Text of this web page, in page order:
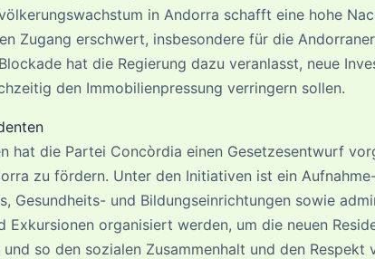
in Andorra schafft eine hohe
Zugang erschwert, insbesondere für die
hat die Regierung dazu veranlasst, neue
den Immobilienpressung verringern sollen.
hat die Partei Concòrdia einen Gesetzesentwurf
zu fördern. Unter den Initiativen ist ein
Gesundheits- und Bildungseinrichtungen sowie
organisiert werden, um die neuen
so den sozialen Zusammenhalt und den